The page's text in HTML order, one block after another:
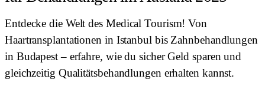
Entdecke die Welt des Medical Tourism! Von
Haartransplantationen in Istanbul bis Zahnbehandlungen
in Budapest – erfahre, wie du sicher Geld sparen und
gleichzeitig Qualitätsbehandlungen erhalten kannst.